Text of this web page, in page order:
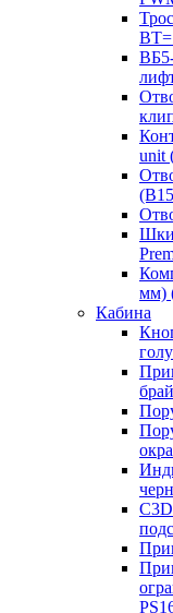
unit
мм)
Кабина